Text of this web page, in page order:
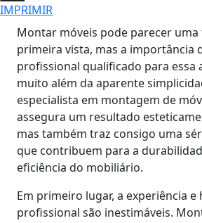
IMPRIMIR
Montar móveis pode parecer uma
primeira vista, mas a importância
profissional qualificado para essa
muito além da aparente
especialista em montagem de
assegura um resultado
mas também traz consigo uma
que contribuem para a
eficiência do mobiliário.
Em primeiro lugar, a experiência e
profissional são inestimáveis.